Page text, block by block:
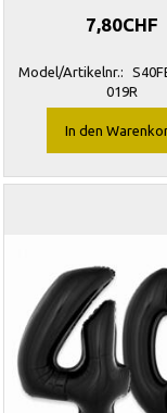
7,80CHF
Model/Artikelnr.:
019R
In den